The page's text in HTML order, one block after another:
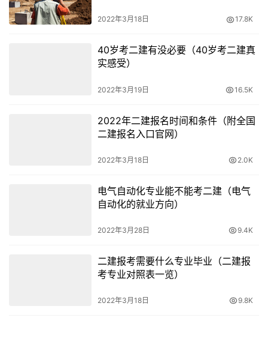
2022年3月18日 17.8K
40岁考二建有没必要（40岁考二建真
实感受）
2022年3月19日 16.5K
2022年二建报名时间和条件（附全国
二建报名入口官网）
2022年3月18日 2.0K
电气自动化专业能不能考二建（电气
自动化的就业方向）
2022年3月28日 9.4K
二建报考需要什么专业毕业（二建报
考专业对照表一览）
2022年3月18日 9.8K